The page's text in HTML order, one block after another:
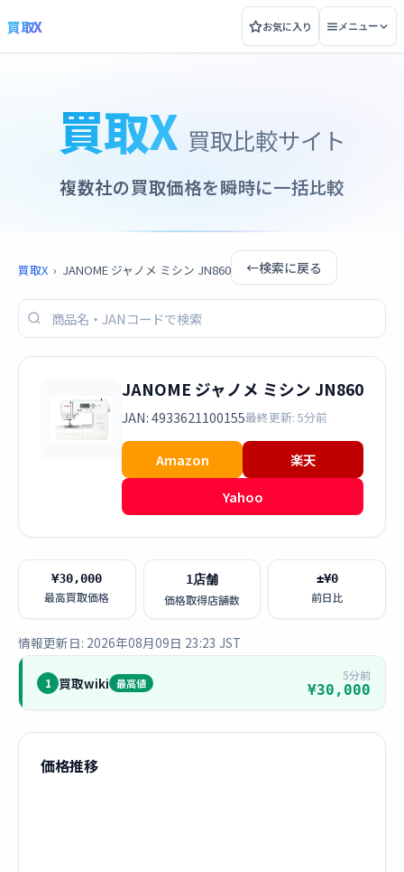
買取X お気に入り メニュー
買取X 買取比較サイト
複数社の買取価格を瞬時に一括比較
買取X › JANOME ジャノメ ミシン JN860 ←検索に戻る
JANOME ジャノメ ミシン JN860
JAN: 4933621100155最終更新: 5分前
Amazon
楽天
Yahoo
¥30,000
最高買取価格
1店舗
価格取得店舗数
±¥0
前日比
情報更新日: 2026年08月09日 23:23 JST
1 買取wiki 最高値
5分前
¥30,000
価格推移